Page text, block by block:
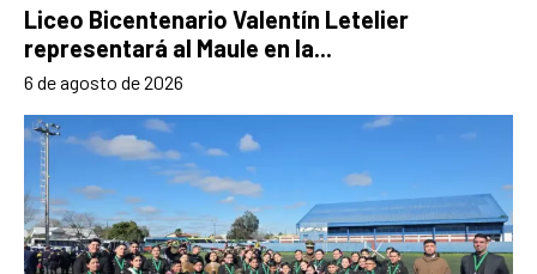
Liceo Bicentenario Valentín Letelier
representará al Maule en la...
6 de agosto de 2026